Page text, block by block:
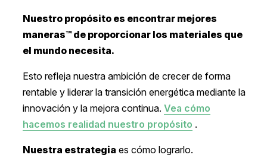
Nuestro propósito es encontrar mejores
maneras™ de proporcionar los materiales que
el mundo necesita.
Esto refleja nuestra ambición de crecer de forma
rentable y liderar la transición energética mediante la
innovación y la mejora continua. Vea cómo
hacemos realidad nuestro propósito .
Nuestra estrategia es cómo lograrlo.